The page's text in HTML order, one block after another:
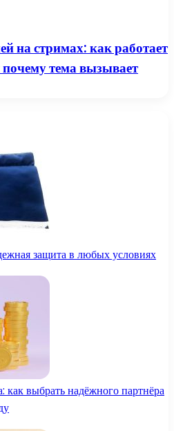
на стримах: как работает
почему тема вызывает
защита в любых условиях
как выбрать надёжного партнёра